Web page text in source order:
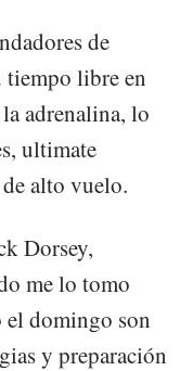
de
libre en
adrenalina, lo
ultimate
alto vuelo.
Dorsey,
me lo tomo
domingo son
y preparación